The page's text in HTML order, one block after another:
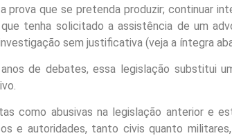
prova que se pretenda produzir; continuar
tenha solicitado a assistência de um
sem justificativa (veja a íntegra
de debates, essa legislação substitui
como abusivas na legislação anterior e
e autoridades, tanto civis quanto